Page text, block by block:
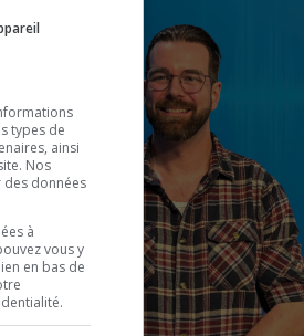
bas
types de
ainsi
Nos
des données
à
vous y
en bas de